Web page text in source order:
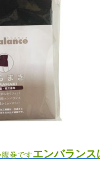
巻ですエンバランス